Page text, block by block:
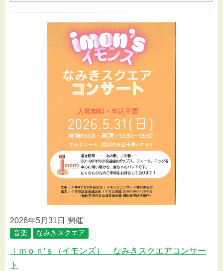
2026年5月31日 開催
音楽 なみきスクエア
ｉｍｏｎ'ｓ（イモンズ） なみきスクエアコンサー
ト